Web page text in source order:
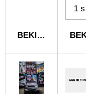
BEKIJK DETAILS